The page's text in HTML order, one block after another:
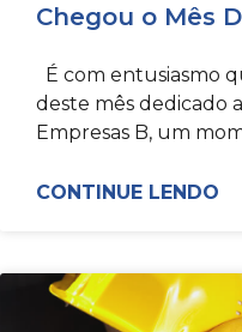
Chegou o Mês
É com entusiasmo
deste mês dedicado
Empresas B, um
CONTINUE LENDO